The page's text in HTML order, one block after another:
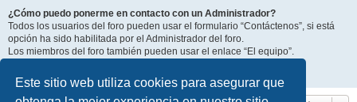
Este sitio web utiliza cookies para asegurar que
¿Cómo puedo ponerme en contacto con un Administrador?
Todos los usuarios del foro pueden usar el formulario “Contáctenos”, si está
opción ha sido habilitada por el Administrador del foro.
Los miembros del foro también pueden usar el enlace “El equipo”.
Arriba